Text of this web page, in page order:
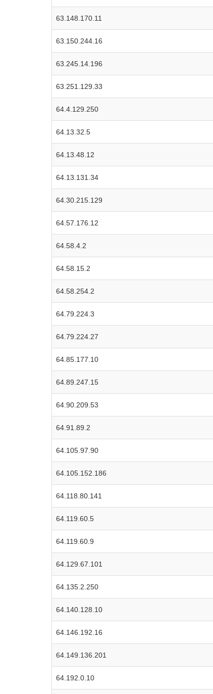
63.148.170.11
63.150.244.16
63.245.14.196
63.251.129.33
64.4.129.250
64.13.32.5
64.13.48.12
64.13.131.34
64.30.215.129
64.57.176.12
64.58.4.2
64.58.15.2
64.58.254.2
64.79.224.3
64.79.224.27
64.85.177.10
64.89.247.15
64.90.209.53
64.91.89.2
64.105.97.90
64.105.152.186
64.118.80.141
64.119.60.5
64.119.60.9
64.129.67.101
64.135.2.250
64.140.128.10
64.146.192.16
64.149.136.201
64.192.0.10